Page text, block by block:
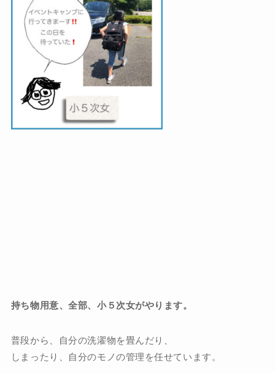
持ち物用意、全部、小５次女がやります。
普段から、自分の洗濯物を畳んだり、
しまったり、自分のモノの管理を任せています。